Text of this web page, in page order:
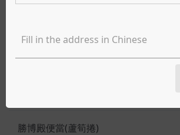
勝博殿便當(起司捲)
次品嚐里脊豬排、腰內豬排、元祖香脆豬排捲。附
勝博殿便當(蘆筍捲)